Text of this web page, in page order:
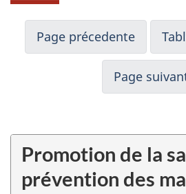
Page précedente
Page
Promotion de la
prévention des